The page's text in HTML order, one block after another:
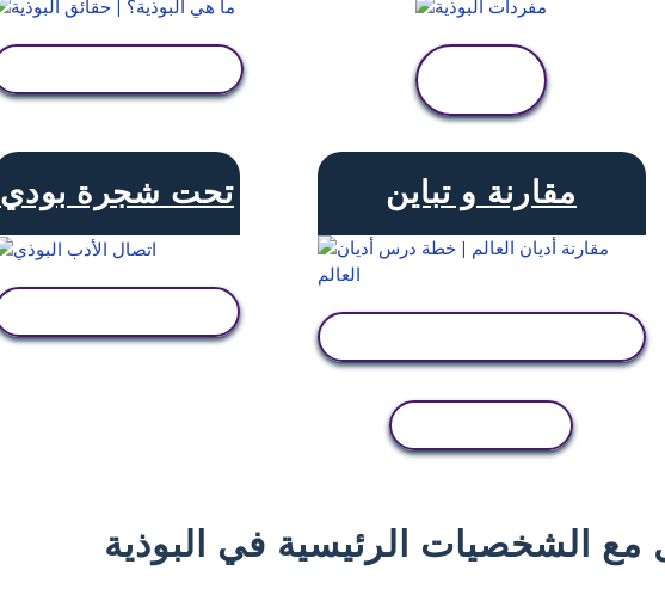
مع الشخصيات الرئيسية في البوذية
تحت شجرة بودي مقارنة و تباين